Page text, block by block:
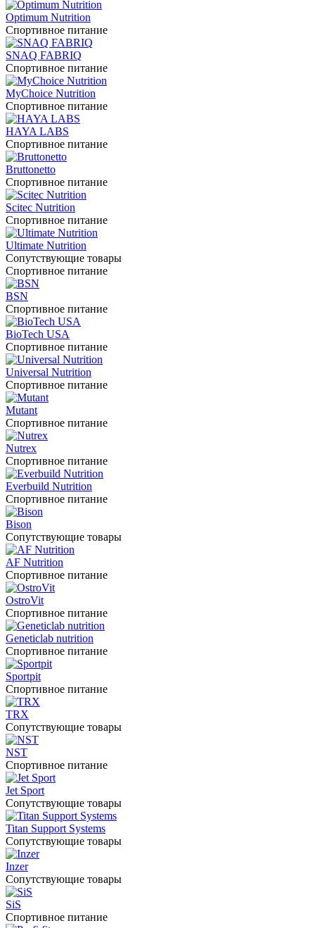
Optimum Nutrition
Спортивное питание
SNAQ FABRIQ
Спортивное питание
MyChoice Nutrition
Спортивное питание
HAYA LABS
Спортивное питание
Bruttonetto
Спортивное питание
Scitec Nutrition
Спортивное питание
Ultimate Nutrition
Сопутствующие товары
Спортивное питание
BSN
Спортивное питание
BioTech USA
Спортивное питание
Universal Nutrition
Спортивное питание
Mutant
Спортивное питание
Nutrex
Спортивное питание
Everbuild Nutrition
Спортивное питание
Bison
Сопутствующие товары
AF Nutrition
Спортивное питание
OstroVit
Спортивное питание
Geneticlab nutrition
Спортивное питание
Sportpit
Спортивное питание
TRX
Сопутствующие товары
NST
Спортивное питание
Jet Sport
Сопутствующие товары
Titan Support Systems
Сопутствующие товары
Inzer
Сопутствующие товары
SiS
Спортивное питание